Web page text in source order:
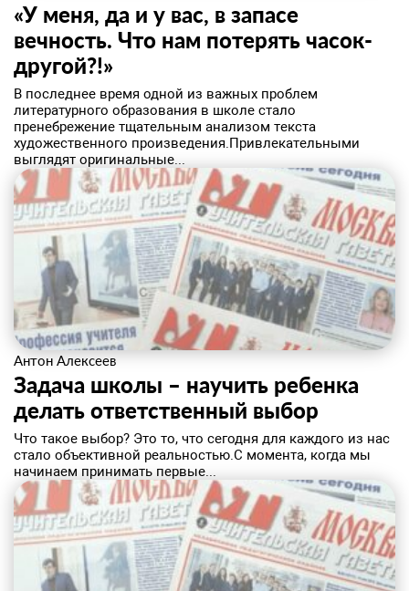
«У меня, да и у вас, в запасе
вечность. Что нам потерять часок-
другой?!»
​В последнее время одной из важных проблем
литературного образования в школе стало
пренебрежение тщательным анализом текста
художественного произведения.Привлекательными
выглядят оригинальные...
Антон Алексеев
Задача школы – научить ребенка
делать ответственный выбор
​Что такое выбор? Это то, что сегодня для каждого из нас
стало объективной реальностью.С момента, когда мы
начинаем принимать первые...